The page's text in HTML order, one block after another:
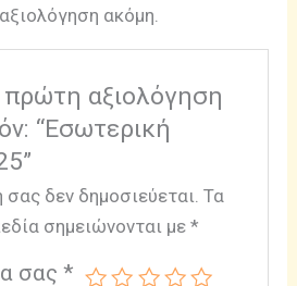
ακόμη.
πρώτη αξιολόγηση
“Εσωτερική
δεν δημοσιεύεται. Τα
σημειώνονται με *
σας *